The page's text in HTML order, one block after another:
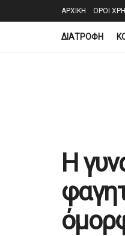
ΑΡΧΙΚΗ ΟΡΟΙ
ΔΙΑΤΡΟΦΗ
Η